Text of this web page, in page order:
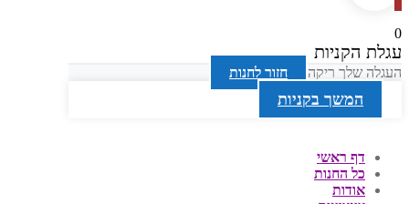
0
עגלת הקניות
העגלה שלך ריקה חזור לחנות
המשך בקניות
דף ראשי
כל החנות
אודות